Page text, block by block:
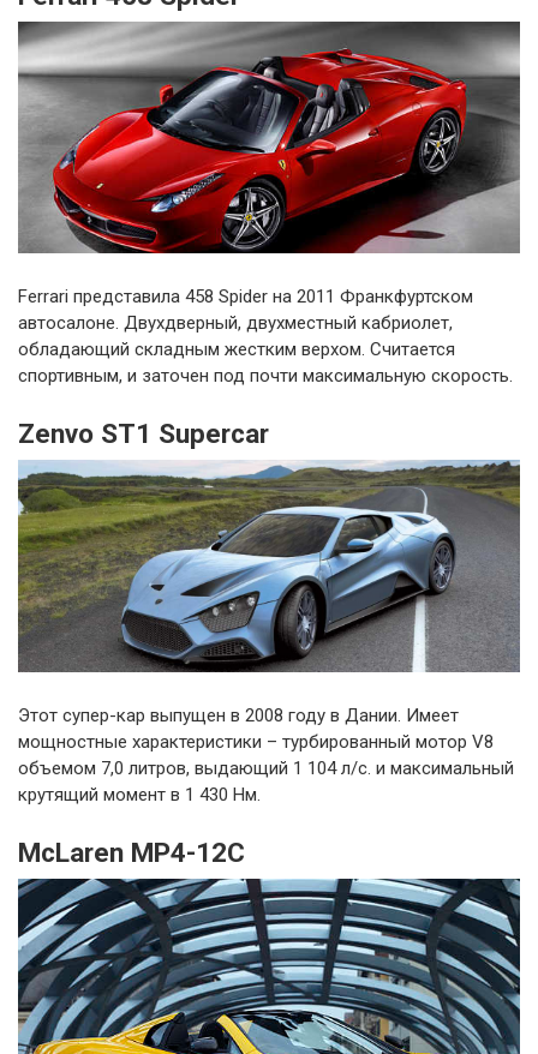
Ferrari представила 458 Spider на 2011 Франкфуртском
автосалоне. Двухдверный, двухместный кабриолет,
обладающий складным жестким верхом. Считается
спортивным, и заточен под почти максимальную скорость.
Zenvo ST1 Supercar
Этот супер-кар выпущен в 2008 году в Дании. Имеет
мощностные характеристики – турбированный мотор V8
объемом 7,0 литров, выдающий 1 104 л/с. и максимальный
крутящий момент в 1 430 Нм.
McLaren MP4-12C